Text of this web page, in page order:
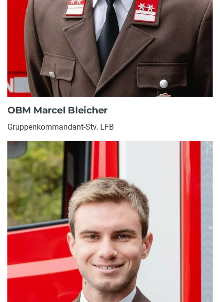
OBM Marcel Bleicher
Gruppenkommandant-Stv. LFB